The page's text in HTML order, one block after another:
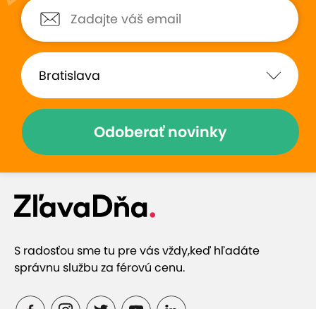
Všetko bolo super,určite si
zopakujeme a vyskúšame aj iné
zbrane
prijemny personal,
vyber zbrani a teda
zabavit
Zobraziť hodnotenia (19)
Prečo si vybrať túto ponuku
Skúsení inštruktori vás naučia správne a
bezpečne manipulovať so zbraňami
Odoberať novinky
S radosťou sme tu pre vás vždy,keď hľadáte
správnu službu za férovú cenu.